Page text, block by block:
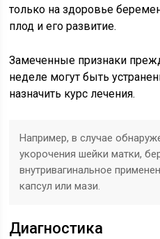
только на здоровье
плод и его развитие.
Замеченные признаки
неделе могут быть
назначить курс лечения.
Например, в случае
укорочения шейки матки,
внутривагинальное
капсул или мази.
Диагностика